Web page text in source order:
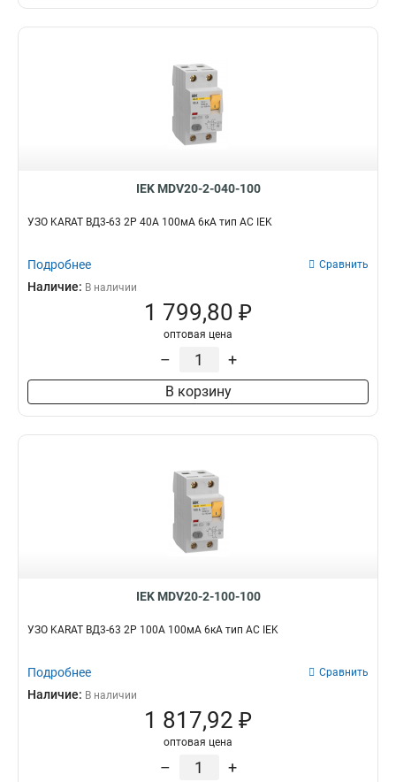
IEK MDV20-2-040-100
УЗО KARAT ВД3-63 2P 40А 100мА 6кА тип AC IEK
Подробнее Сравнить
Наличие: В наличии
1 799,80 ₽
оптовая цена
– +
В корзину
IEK MDV20-2-100-100
УЗО KARAT ВД3-63 2P 100А 100мА 6кА тип AC IEK
Подробнее Сравнить
Наличие: В наличии
1 817,92 ₽
оптовая цена
– +